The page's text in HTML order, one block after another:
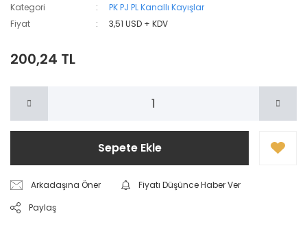
Kategori
PK PJ PL Kanallı Kayışlar
Fiyat
3,51 USD + KDV
200,24 TL
Sepete Ekle
Arkadaşına Öner
Fiyatı Düşünce Haber Ver
Paylaş